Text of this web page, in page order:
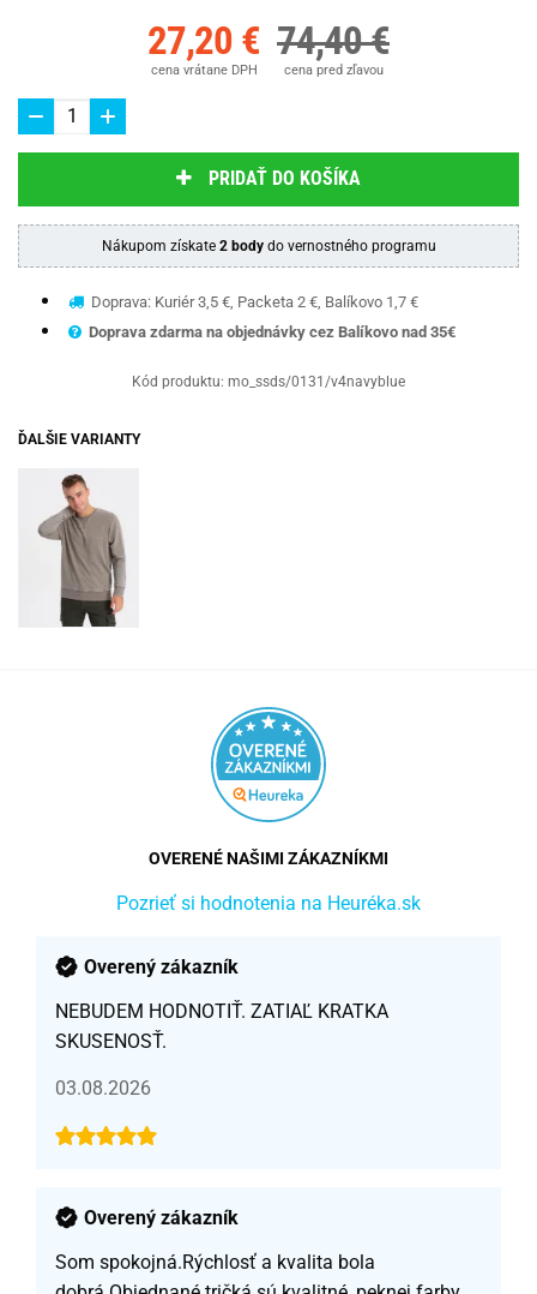
27,20 €
cena vrátane DPH
74,40 €
cena pred zľavou
PRIDAŤ DO KOŠÍKA
Nákupom získate 2 bodydo vernostného programu
Doprava: Kuriér 3,5 €, Packeta 2 €, Balíkovo 1,7 €
Doprava zdarma na objednávky cez Balíkovo nad 35€
Kód produktu: mo_ssds/0131/v4navyblue
ĎALŠIE VARIANTY
OVERENÉ NAŠIMI ZÁKAZNÍKMI
Pozrieť si hodnotenia na Heuréka.sk
Overený zákazník
NEBUDEM HODNOTIŤ. ZATIAĽ KRATKA
SKUSENOSŤ.
03.08.2026
Overený zákazník
Som spokojná.Rýchlosť a kvalita bola